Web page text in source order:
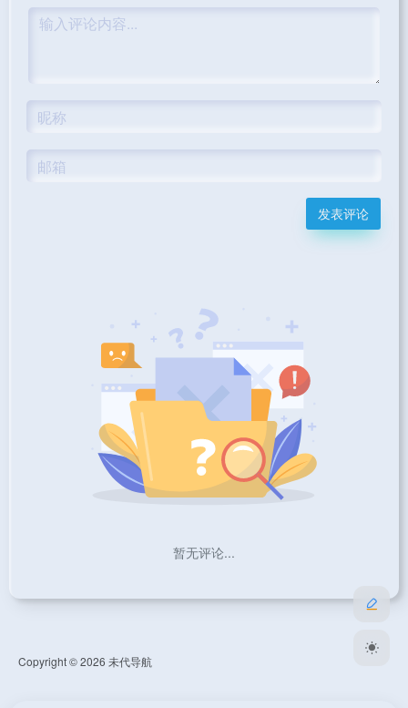
发表评论
暂无评论...
Copyright © 2026 未代导航